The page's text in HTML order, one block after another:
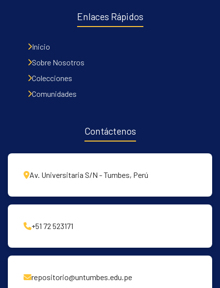
Communities & Collections
All of DSpace
Enlaces Rápidos
Inicio
Sobre Nosotros
Colecciones
Comunidades
Contáctenos
Av. Universitaria S/N - Tumbes, Perú
+51 72 523171
repositorio@untumbes.edu.pe